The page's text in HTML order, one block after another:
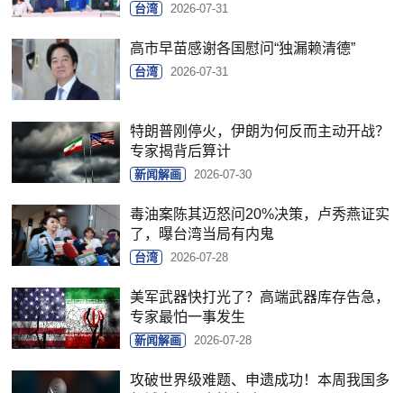
台湾 2026-07-31
高市早苗感谢各国慰问“独漏赖清德”
台湾 2026-07-31
特朗普刚停火，伊朗为何反而主动开战？
专家揭背后算计
新闻解画 2026-07-30
毒油案陈其迈怒问20%决策，卢秀燕证实
了，曝台湾当局有内鬼
台湾 2026-07-28
美军武器快打光了？高端武器库存告急，
专家最怕一事发生
新闻解画 2026-07-28
攻破世界级难题、申遗成功！本周我国多